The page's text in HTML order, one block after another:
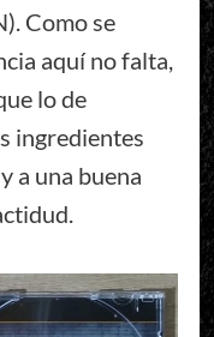
Como se
aquí no falta,
lo de
ingredientes
a una buena